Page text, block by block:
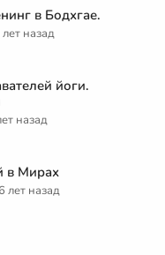
в Бодхгае.
назад
йоги.
назад
в Мирах
лет назад